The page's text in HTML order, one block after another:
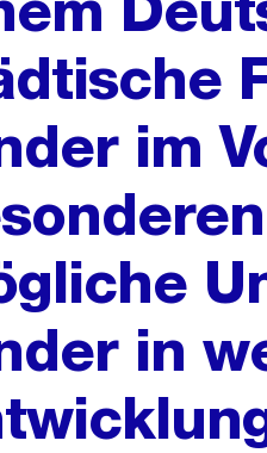
im
in